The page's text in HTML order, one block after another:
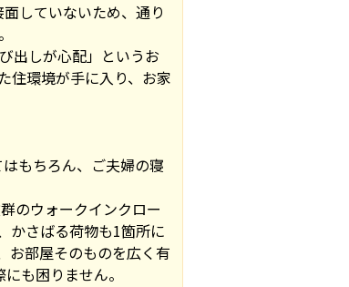
していないため、通り
出しが心配」というお
住環境が手に入り、お家
もちろん、ご夫婦の寝
のウォークインクロー
かさばる荷物も1箇所に
お部屋そのものを広く有
も困りません。